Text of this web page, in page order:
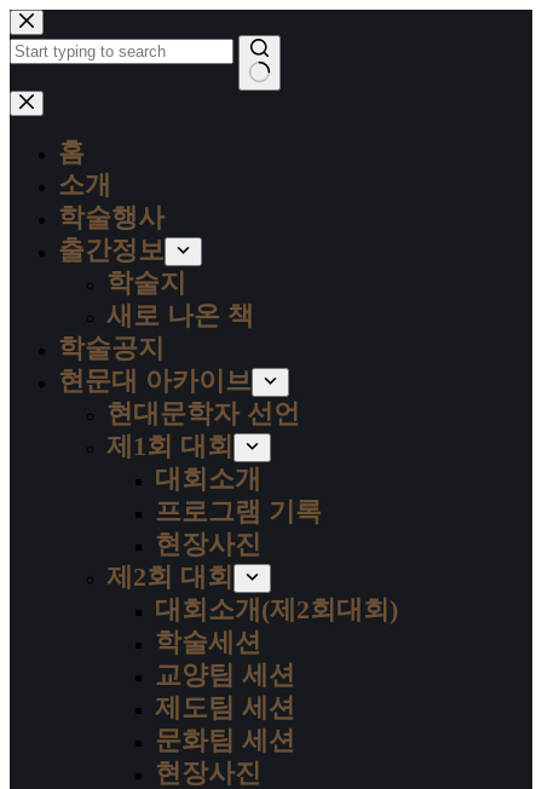
본
문
으
로
건
결
홈
소개
학술행사
출간정보
학술지
새로 나온 책
학술공지
현문대 아카이브
현대문학자 선언
제1회 대회
대회소개
프로그램 기록
현장사진
제2회 대회
대회소개(제2회대회)
학술세션
교양팀 세션
제도팀 세션
문화팀 세션
현장사진